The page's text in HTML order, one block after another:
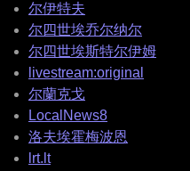
尔伊特夫
尔四世埃乔尔纳尔
尔四世埃斯特尔伊姆
livestream:original
尔蘭克戈
LocalNews8
洛夫埃霍梅波恩
lrt.lt